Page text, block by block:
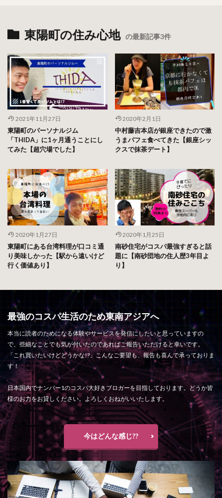
東陽町の住み心地 の最新記事3件
2021年11月27日
東陽町のパーソナルジム
「THIDA」に1ヶ月通うことにし
てみた【超穴場でした】
2020年2月1日
中村藤吉本店が銀座できたので激
うまパフェ食べてきた【銀座シッ
クスで抹茶デート】
2020年1月27日
東陽町にある台湾料理が口コミ通
り美味しかった【駅から遠いけど
行く価値あり】
2020年1月25日
南砂住宅がコスパ最強すぎると話
題に【南砂団地の住人歴3年目よ
り】
最強のコスパ生活のため東南アジアへ
本当に読者のためになる体験やサービスを発信にしたいと思っていますの
で、些細なことでも気が付いたのであればご報告いただけると幸いです。
「これ買いたいけどどうかな!?」こんなご要望も、報告も喜んで承っておりま
す！
日本国内でナンバー1のコスパ大好きブロガーを目指しております。どうか皆
様のお力をお貸しください。よろしくおねがいいたします。
今はどんな感じ??